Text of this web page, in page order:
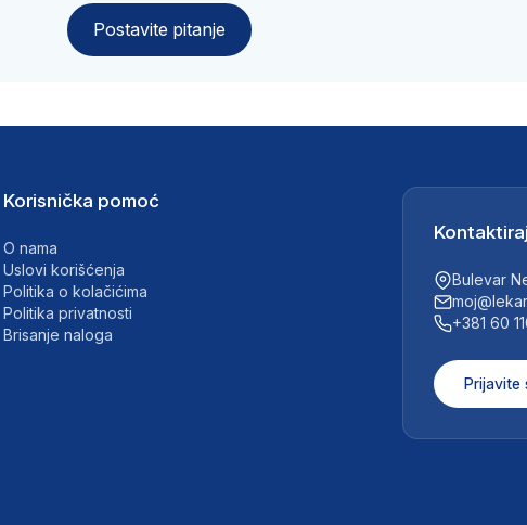
Postavite pitanje
Korisnička pomoć
O nama
Uslovi korišćenja
Politika o kolačićima
Politika privatnosti
Brisanje naloga
Bulevar
+381 60
Prijavite